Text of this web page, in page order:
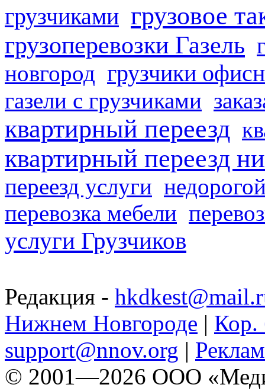
грузчиками грузовое
грузоперевозки Газель
новгород грузчики
газели с грузчиками
квартирный переезд
квартирный переезд
переезд услуги
перевозка мебели
услуги Грузчиков
Редакция -
Нижнем Новгороде | Кор.
support@nnov.org |
© 2001—2026 ООО